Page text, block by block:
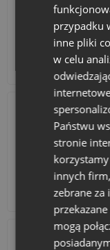
Kalendarze
Akcesoria i
przypadku
inne pliki
w celu
Państwu
stronie
innych
zebrane za
mogą